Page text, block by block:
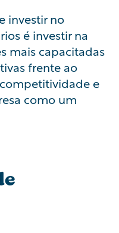
investir no
é investir na
mais capacitadas
frente ao
e
como um